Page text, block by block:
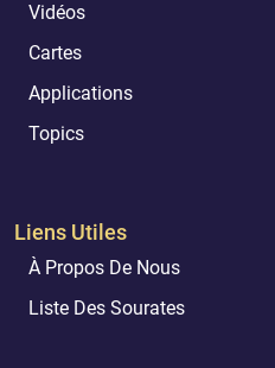
Vidéos
Cartes
Applications
Topics
Liens Utiles
À Propos De Nous
Liste Des Sourates